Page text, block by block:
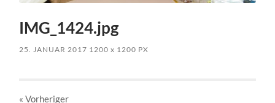
IMG_1424.jpg
25. JANUAR 2017 1200x 1200 PX
« Vorheriger